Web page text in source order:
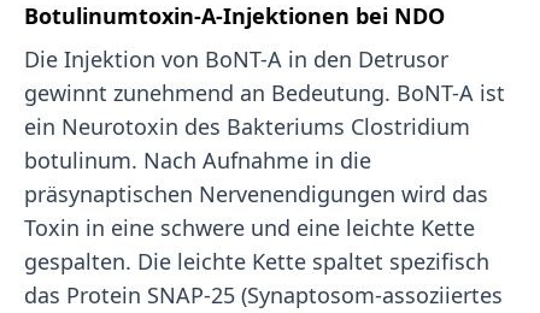
Botulinumtoxin-A-Injektionen bei NDO
Die Injektion von BoNT-A in den Detrusor
gewinnt zunehmend an Bedeutung. BoNT-A ist
ein Neurotoxin des Bakteriums Clostridium
botulinum. Nach Aufnahme in die
präsynaptischen Nervenendigungen wird das
Toxin in eine schwere und eine leichte Kette
gespalten. Die leichte Kette spaltet spezifisch
das Protein SNAP-25 (Synaptosom-assoziiertes